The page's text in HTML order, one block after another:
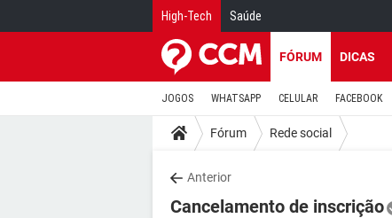
High-Tech Saúde
FÓRUM DICAS
JOGOS WHATSAPP CELULAR FACEBOOK
Fórum Rede social
Anterior
Cancelamento de inscrição